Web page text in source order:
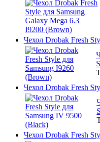
Чехол Drobak Fresh
Чехол Drobak Fresh
Чехол Drobak Fresh